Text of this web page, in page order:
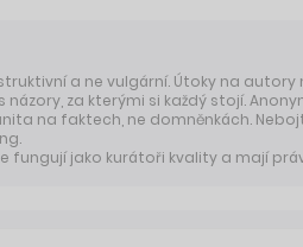
a ne vulgární. Útoky na
názory, za kterými si každý stojí.
na faktech, ne domněnkách.
fungují jako kurátoři kvality a mají